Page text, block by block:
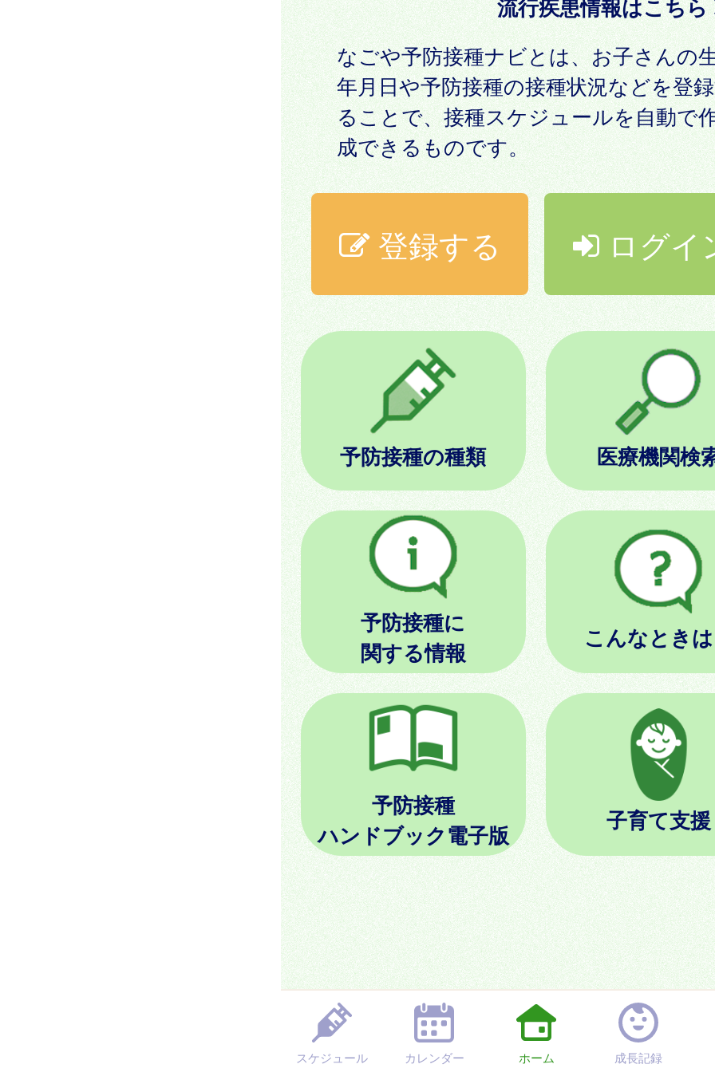
流行疾患情報はこちら
なごや予防接種ナビとは、お子さんの
年月日や予防接種の接種状況などを登
ることで、接種スケジュールを自動で
成できるものです。
登録する ログイ
予防接種の種類 医療機関検
予防接種に
関する情報
こんなとき
予防接種
ハンドブック電子版
子育て支援
スケジュール カレンダー ホーム 成長記録